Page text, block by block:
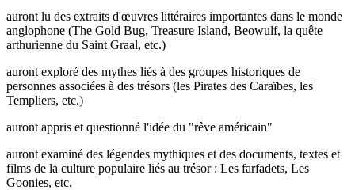
auront lu des extraits d'œuvres littéraires importantes dans le monde
anglophone (The Gold Bug, Treasure Island, Beowulf, la quête
arthurienne du Saint Graal, etc.)
auront exploré des mythes liés à des groupes historiques de
personnes associées à des trésors (les Pirates des Caraïbes, les
Templiers, etc.)
auront appris et questionné l'idée du "rêve américain"
auront examiné des légendes mythiques et des documents, textes et
films de la culture populaire liés au trésor : Les farfadets, Les
Goonies, etc.